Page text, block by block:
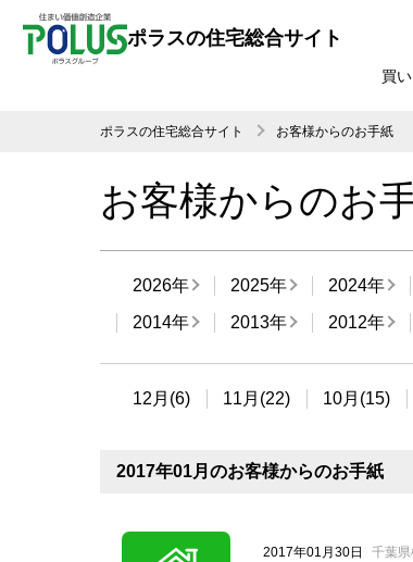
ポラスの住宅総合サイト
買
ポラスの住宅総合サイト お客様からのお手紙
お客様からのお
2026年 2025年 2024年
2014年
2013年 2012年
12月(6) 11月(22) 10月(15)
2017年01月のお客様からのお手紙
2017年01月30日 千葉